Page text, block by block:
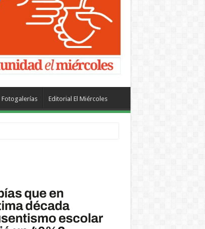
Fotogalerías Editorial El Miércoles